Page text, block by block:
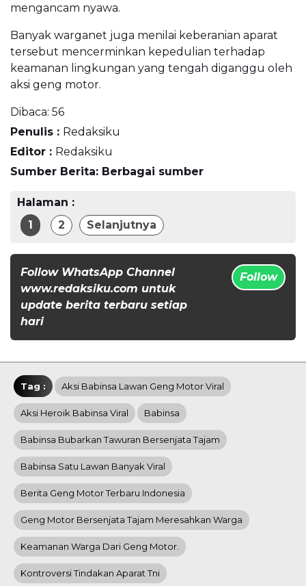
mengancam nyawa.
Banyak warganet juga menilai keberanian aparat
tersebut mencerminkan kepedulian terhadap
keamanan lingkungan yang tengah diganggu oleh
aksi geng motor.
Dibaca: 56
Penulis : Redaksiku
Editor : Redaksiku
Sumber Berita: Berbagai sumber
Halaman :
1
2 Selanjutnya
Follow WhatsApp Channel
www.redaksiku.com untuk
update berita terbaru setiap
hari
Follow
Tag : Aksi Babinsa Lawan Geng Motor Viral
Aksi Heroik Babinsa Viral Babinsa
Babinsa Bubarkan Tawuran Bersenjata Tajam
Babinsa Satu Lawan Banyak Viral
Berita Geng Motor Terbaru Indonesia
Geng Motor Bersenjata Tajam Meresahkan Warga
Keamanan Warga Dari Geng Motor.
Kontroversi Tindakan Aparat Tni